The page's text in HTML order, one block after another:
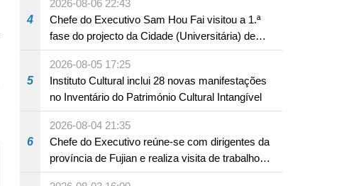
4
2026-08-06 22:43
Chefe do Executivo Sam Hou Fai visitou a 1.ª
fase do projecto da Cidade (Universitária) de
Educação Internacional de Macau e Hengqin
5
2026-08-05 17:25
Instituto Cultural inclui 28 novas manifestações
no Inventário do Património Cultural Intangível
6
2026-08-04 21:35
Chefe do Executivo reúne-se com dirigentes da
província de Fujian e realiza visita de trabalho
em Fuzhou